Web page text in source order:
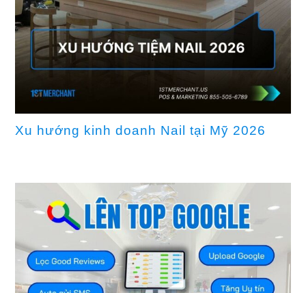
Xu hướng kinh doanh Nail tại Mỹ 2026